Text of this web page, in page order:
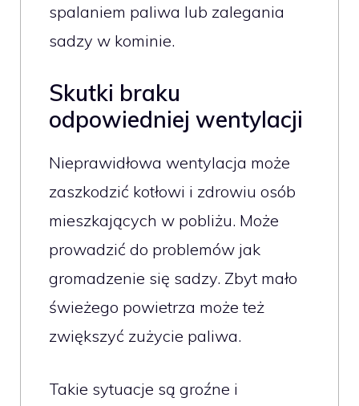
spalaniem paliwa lub zalegania
sadzy w kominie.
Skutki braku
odpowiedniej wentylacji
Nieprawidłowa wentylacja może
zaszkodzić kotłowi i zdrowiu osób
mieszkających w pobliżu. Może
prowadzić do problemów jak
gromadzenie się sadzy. Zbyt mało
świeżego powietrza może też
zwiększyć zużycie paliwa.
Takie sytuacje są groźne i